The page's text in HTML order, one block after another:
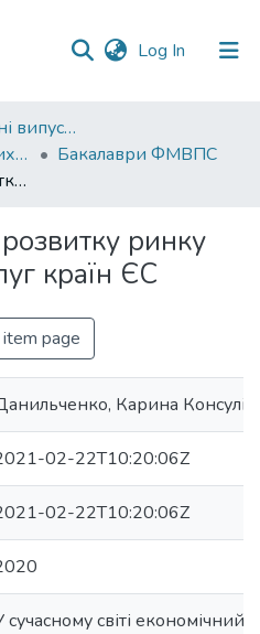
Log In (current)
01. Кваліфікаційні випускні роботи здобувачів вищої освіти
Факультет міжнародних відносин, політології та соціології
Бакалаври ФМВПС
Сучасна модель розвитку ринку банківських послуг країн ЄС
ринку
країн ЄС
page
Карина
02-22T10:20:06Z
02-22T10:20:06Z
сучасному світі